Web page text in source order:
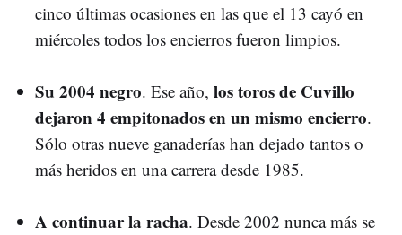
cinco últimas ocasiones en las que el 13 cayó en
miércoles todos los encierros fueron limpios.
Su 2004 negro. Ese año, los toros de Cuvillo
dejaron 4 empitonados en un mismo encierro.
Sólo otras nueve ganaderías han dejado tantos o
más heridos en una carrera desde 1985.
A continuar la racha. Desde 2002 nunca más se